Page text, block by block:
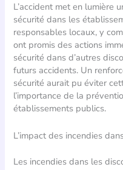
L’accident met en lumière
sécurité dans les
responsables locaux, y
ont promis des actions
sécurité dans d’autres
futurs accidents. Un
sécurité aurait pu éviter
l’importance de la
établissements publics.
L’impact des incendies
Les incendies dans les